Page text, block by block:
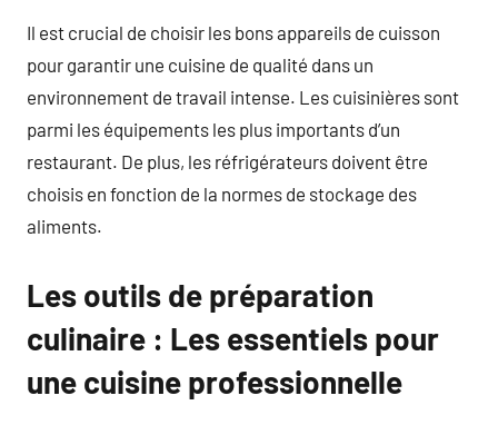
Il est crucial de choisir les bons appareils de cuisson
pour garantir une cuisine de qualité dans un
environnement de travail intense. Les cuisinières sont
parmi les équipements les plus importants d’un
restaurant. De plus, les réfrigérateurs doivent être
choisis en fonction de la normes de stockage des
aliments.
Les outils de préparation
culinaire : Les essentiels pour
une cuisine professionnelle